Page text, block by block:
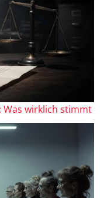
Was wirklich stimmt